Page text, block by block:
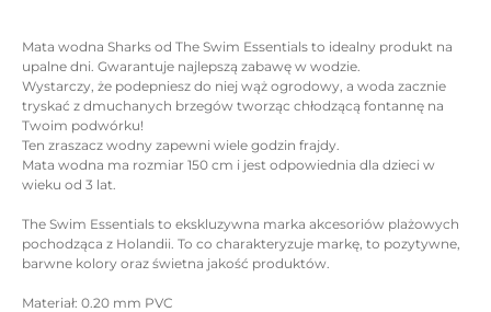
Mata wodna Sharks od The Swim Essentials to idealny produkt na
upalne dni. Gwarantuje najlepszą zabawę w wodzie.
Wystarczy, że podepniesz do niej wąż ogrodowy, a woda zacznie
tryskać z dmuchanych brzegów tworząc chłodzącą fontannę na
Twoim podwórku!
Ten zraszacz wodny zapewni wiele godzin frajdy.
Mata wodna ma rozmiar 150 cm i jest odpowiednia dla dzieci w
wieku od 3 lat.
The Swim Essentials to ekskluzywna marka akcesoriów plażowych
pochodząca z Holandii. To co charakteryzuje markę, to pozytywne,
barwne kolory oraz świetna jakość produktów.
Materiał: 0.20 mm PVC